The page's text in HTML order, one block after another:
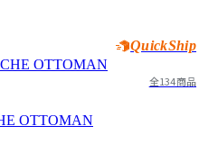
QuickShip
全134商品
OTTOMAN